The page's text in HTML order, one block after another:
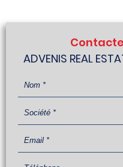
ADVENIS REAL